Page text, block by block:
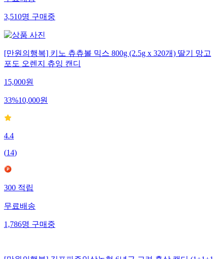
3,510명구매중
[만원의행복] 키노 츄츄볼 믹스 800g (2.5g x 320개) 딸기 망고
포도 오렌지 츄잉 캔디
15,000원
33%10,000원
4.4
(14)
300적립
무료배송
1,786명구매중